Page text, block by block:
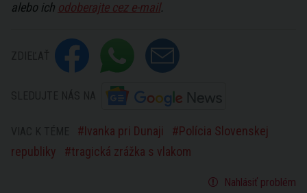
alebo ich odoberajte cez e-mail.
Ivanka pri Dunaji
Polícia Slovenskej
republiky
tragická zrážka s vlakom
Nahlásiť problém